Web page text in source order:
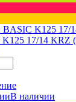
17/14 KRZ
В наличии